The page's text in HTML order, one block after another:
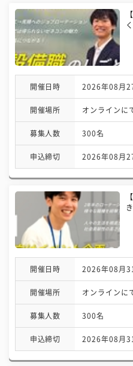
開催日時 2026年08月
開催場所 オンラインに
募集人数 300名
申込締切 2026年08月
開催日時 2026年08月
開催場所 オンラインに
募集人数 300名
申込締切 2026年08月